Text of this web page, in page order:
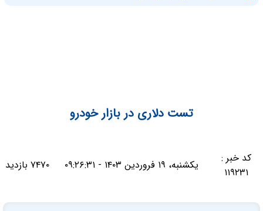
تست دلاری در بازار خودرو
کد خبر :
۱۱۹۲۳۱
یکشنبه، ۱۹ فروردین ۱۴۰۳ - ۰۹:۲۶:۳۱ ۷۴۷۰ بازدید